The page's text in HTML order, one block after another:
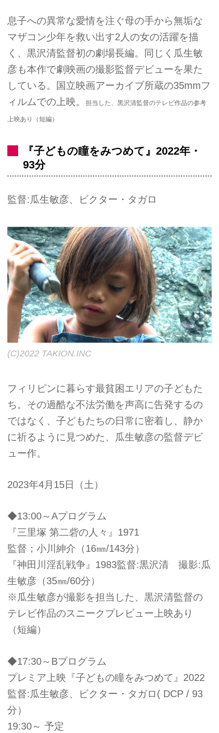
息子への異常な愛情を注ぐ母の手から無垢な
マザコン少年を救い出す2人の女の活躍を描
く、黒沢清監督初の劇場長編。同じく瓜生敏
彦も本作で劇映画の撮影監督デビューを果た
している。国立映画アーカイブ所蔵の35mmフ
ィルムでの上映。
担当した、黒沢清監督のテレビ作品の参考
上映あり（短編）
『子どもの瞳をみつめて』2022年・
93分
監督:瓜生敏彦、ビクター・タガロ
(C)2022 TAKION.INC
フィリピンに暮らす最貧困エリアの子どもた
ち。その過酷な不法労働を声高に告発するの
ではなく、子どもたちの日常に密着し、静か
に祈るように見つめた、瓜生敏彦の監督デビ
ュー作。
2023年4月15日（土）
◆13:00～Aプログラム
『三里塚 第二砦の人々』1971
監督；小川紳介（16㎜/143分）
『神田川淫乱戦争』1983監督:黒沢清 撮影:瓜
生敏彦（35㎜/60分）
※瓜生敏彦が撮影を担当した、黒沢清監督の
テレビ作品のスニークプレビュー上映あり
（短編）
◆17:30～Bプログラム
プレミア上映『子どもの瞳をみつめて』2022
監督:瓜生敏彦、ビクター・タガロ( DCP / 93
分）
19:30～ 予定